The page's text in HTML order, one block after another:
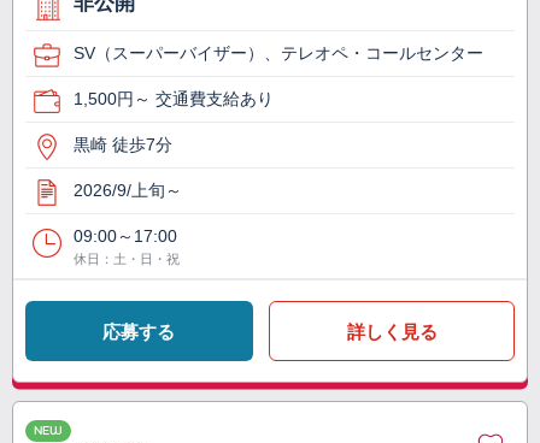
SV（スーパーバイザー）、テレオペ・コールセンター
1,500円～ 交通費支給あり
黒崎 徒歩7分
2026/9/上旬～
09:00～17:00
休日：土・日・祝
応募する 詳しく見る
NEW